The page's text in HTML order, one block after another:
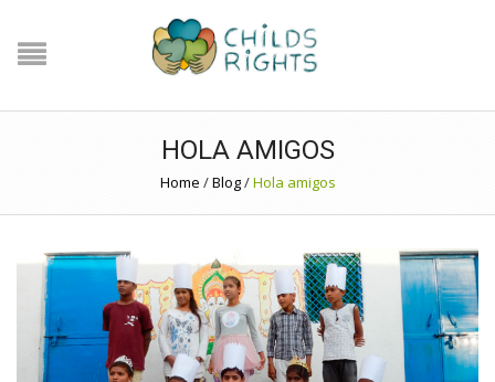
HOLA AMIGOS
Home /Blog/Hola amigos